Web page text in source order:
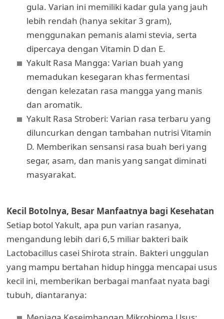
gula. Varian ini memiliki kadar gula yang jauh
lebih rendah (hanya sekitar 3 gram),
menggunakan pemanis alami stevia, serta
dipercaya dengan Vitamin D dan E.
Yakult Rasa Mangga: Varian buah yang
memadukan kesegaran khas fermentasi
dengan kelezatan rasa mangga yang manis
dan aromatik.
Yakult Rasa Stroberi: Varian rasa terbaru yang
diluncurkan dengan tambahan nutrisi Vitamin
D. Memberikan sensansi rasa buah beri yang
segar, asam, dan manis yang sangat diminati
masyarakat.
Kecil Botolnya, Besar Manfaatnya bagi Kesehatan
Setiap botol Yakult, apa pun varian rasanya,
mengandung lebih dari 6,5 miliar bakteri baik
Lactobacillus casei Shirota strain. Bakteri unggulan
yang mampu bertahan hidup hingga mencapai usus
kecil ini, memberikan berbagai manfaat nyata bagi
tubuh, diantaranya: